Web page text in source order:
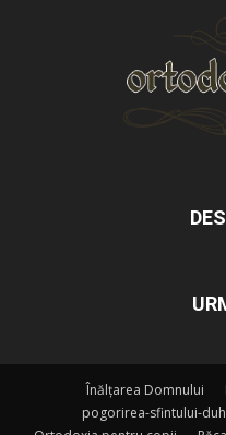
Înălțarea Domnului
pogorirea-sfintului-duh